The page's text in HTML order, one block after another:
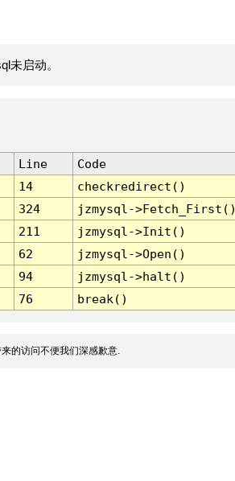
未启动。
Line
Code
14
checkredirect()
324
jzmysql-
211
jzmysql->Init()
62
jzmysql->Open()
94
jzmysql->halt()
76 break()
的访问不便我们深感歉意.